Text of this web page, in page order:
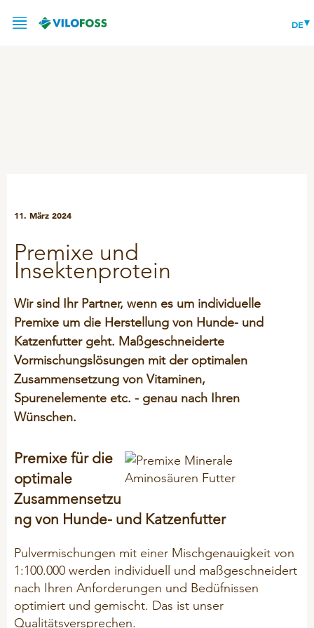
DE
Zuchtsauen
Hitzestress
RINDER
Kälber
Mastrinder
Transitphase
Milchvieh
Langlebigkeit
GEFLÜGEL
Hitzestress
Tierwohl
PET-FOOD
PFERDE
FreshFoss
MYCOSAFE
X-Zelit
ProtiSpar
NutriSpar
PICKStein Geflügel
Stalosan® F
SCHWEINE
Beschäftigungsmaterial
BIO-Produkte (ÖVO)
Ferkelmilch und Prestarter
Ferkel
Geburts- und Starthilfe
Hygiene
FORSCHUNG UND ENTWICKLUNG
Hitzestress
STALOSAN® F
VORTRAGSREIHE
ÜBER UNS
ÜBER UNS
Innendienst
Außendienst
Historie
Unsere Partner
50 Jahre Vilomix
AGB
Allg. Verkaufsbedingungen
Entsorgung Verpackungen
General Terms & Conditions
KARRIERE
ALLGEMEIN
AUSBILDUNG
OFFENE STELLEN
NACHHALTIGKEIT
11. März 2024
Premixe und
Insektenprotein
Wir sind Ihr Partner, wenn es um individuelle
Premixe um die Herstellung von Hunde- und
Katzenfutter geht. Maßgeschneiderte
Vormischungslösungen mit der optimalen
Zusammensetzung von Vitaminen,
Spurenelemente etc. - genau nach Ihren
Wünschen.
Premixe für die
optimale
Zusammensetzu
ng von Hunde- und Katzenfutter
Pulvermischungen mit einer Mischgenauigkeit von
1:100.000 werden individuell und maßgeschneidert
nach Ihren Anforderungen und Bedüfnissen
optimiert und gemischt. Das ist unser
Qualitätsversprechen.